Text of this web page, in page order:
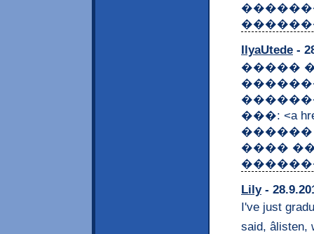
IlyaUtede -
�����
���: <a
������
����
Lily-
I've just
said,